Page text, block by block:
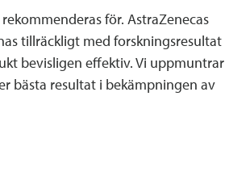
för. AstraZenecas
tillräckligt med forskningsresultat
bevisligen effektiv. Vi uppmuntrar
bästa resultat i bekämpningen av